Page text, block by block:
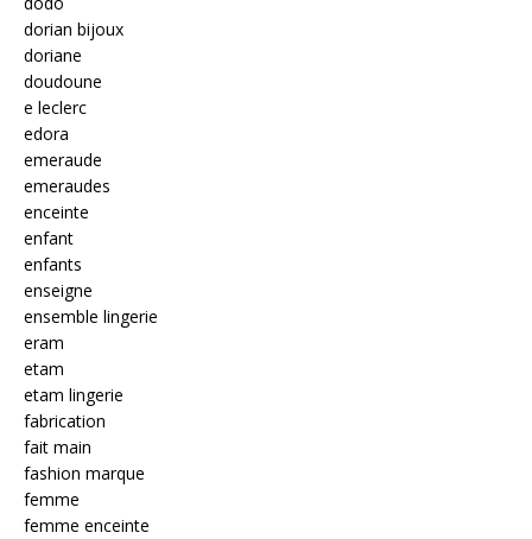
dorian bijoux
doriane
doudoune
e leclerc
edora
emeraude
emeraudes
enceinte
enfant
enfants
enseigne
ensemble lingerie
eram
etam
etam lingerie
fabrication
fait main
fashion marque
femme
femme enceinte